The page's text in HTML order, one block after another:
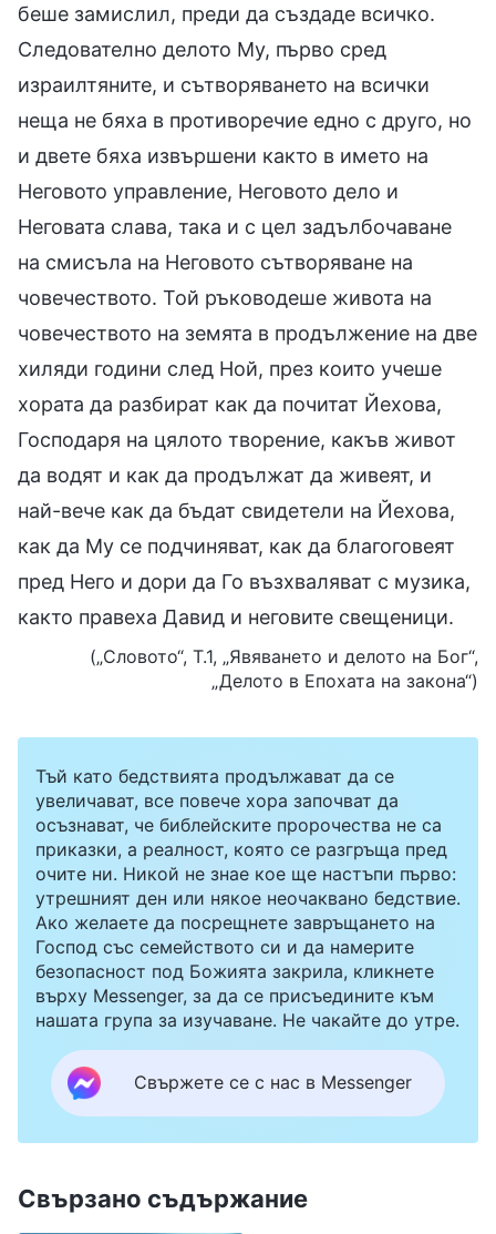
беше замислил, преди да създаде всичко.
Следователно делото Му, първо сред
израилтяните, и сътворяването на всички
неща не бяха в противоречие едно с друго, но
и двете бяха извършени както в името на
Неговото управление, Неговото дело и
Неговата слава, така и с цел задълбочаване
на смисъла на Неговото сътворяване на
човечеството. Той ръководеше живота на
човечеството на земята в продължение на две
хиляди години след Ной, през които учеше
хората да разбират как да почитат Йехова,
Господаря на цялото творение, какъв живот
да водят и как да продължат да живеят, и
най-вече как да бъдат свидетели на Йехова,
как да Му се подчиняват, как да благоговеят
пред Него и дори да Го възхваляват с музика,
както правеха Давид и неговите свещеници.
(„Словото“, Т.1, „Явяването и делото на Бог“,
„Делото в Епохата на закона“)
Тъй като бедствията продължават да се
увеличават, все повече хора започват да
осъзнават, че библейските пророчества не са
приказки, а реалност, която се разгръща пред
очите ни. Никой не знае кое ще настъпи първо:
утрешният ден или някое неочаквано бедствие.
Ако желаете да посрещнете завръщането на
Господ със семейството си и да намерите
безопасност под Божията закрила, кликнете
върху Messenger, за да се присъедините към
нашата група за изучаване. Не чакайте до утре.
Свържете се с нас в Messenger
Свързано съдържание